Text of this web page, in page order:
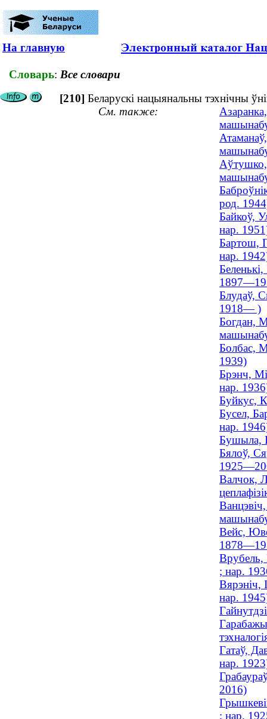
На главную
Словарь: Все словари
[210] Беларускі нацыянальны тэхнічны
См. также:
Аўтушко,
род.
Байкоў,
нар.
Бартош,
нар.
Блудаў,
1918— )
Богдан,
Болбас,
1939)
Брэнч,
нар.
Буйкус,
Бусел,
нар.
Бушыла,
Бялоў,
Валчок,
Вейс,
Врубель,
; нар.
Вярэніч,
нар.
Гатаў,
нар.
2016)
; нар.